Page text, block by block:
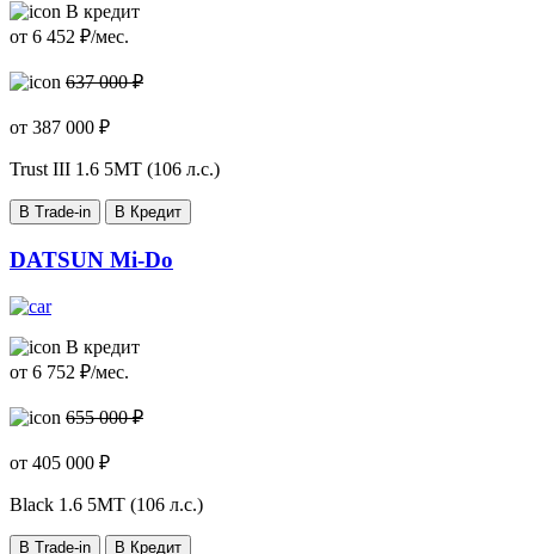
В кредит
от 6 452 ₽/мес.
637 000 ₽
от 387 000 ₽
Trust III 1.6 5МТ (106 л.с.)
В Trade-in В Кредит
DATSUN Mi-Do
В кредит
от 6 752 ₽/мес.
655 000 ₽
от 405 000 ₽
Black 1.6 5МТ (106 л.с.)
В Trade-in
В Кредит